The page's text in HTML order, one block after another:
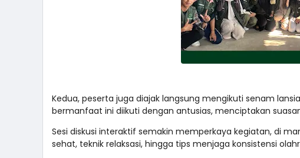
Kedua, peserta juga diajak langsung mengikuti senam
bermanfaat ini diikuti dengan antusias, menciptakan
Sesi diskusi interaktif semakin memperkaya kegiatan, di
sehat, teknik relaksasi, hingga tips menjaga konsistensi